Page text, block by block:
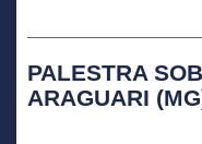
PALESTRA
ARAGUARI